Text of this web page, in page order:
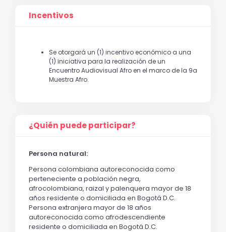
Incentivos
Se otorgará un (1) incentivo económico a una
(1) iniciativa para la realización de un
Encuentro Audiovisual Afro en el marco de la 9a
Muestra Afro.
¿Quién puede participar?
Persona natural:
Persona colombiana autoreconocida como
perteneciente a población negra,
afrocolombiana, raizal y palenquera mayor de 18
años residente o domiciliada en Bogotá D.C.
Persona extranjera mayor de 18 años
autoreconocida como afrodescendiente
residente o domiciliada en Bogotá D.C.